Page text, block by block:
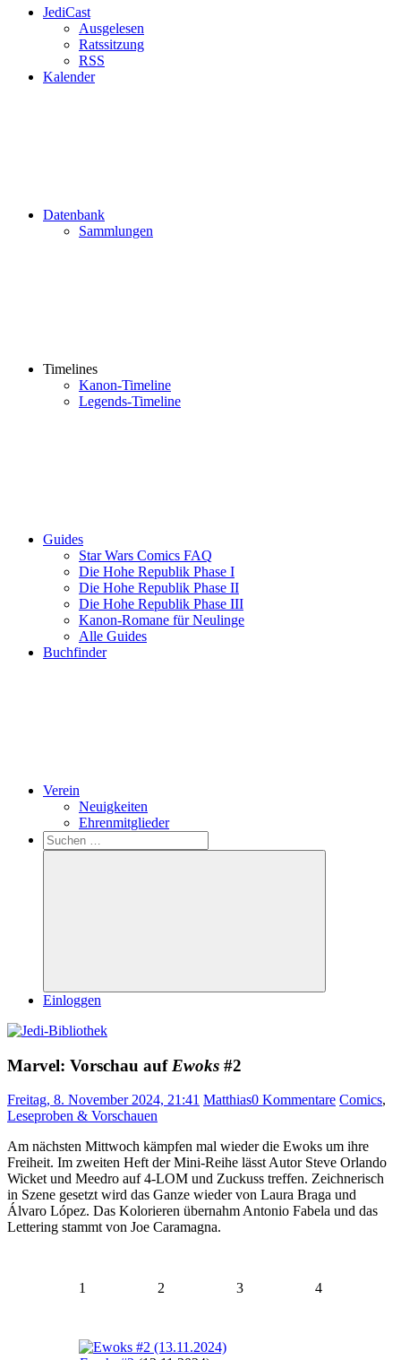
JediCast
Ausgelesen
Ratssitzung
RSS
Kalender
Datenbank
Sammlungen
Timelines
Kanon-Timeline
Legends-Timeline
Guides
Star Wars Comics FAQ
Die Hohe Republik Phase I
Die Hohe Republik Phase II
Die Hohe Republik Phase III
Kanon-Romane für Neulinge
Alle Guides
Buchfinder
Verein
Neuigkeiten
Ehrenmitglieder
Search
Suchen
nach:
Suchen
Einloggen
Marvel: Vorschau auf Ewoks #2
Freitag, 8. November 2024, 21:41 Matthias0 Kommentare Comics,
Leseproben & Vorschauen
Am nächsten Mittwoch kämpfen mal wieder die Ewoks um ihre
Freiheit. Im zweiten Heft der Mini-Reihe lässt Autor Steve Orlando
Wicket und Meedro auf 4-LOM und Zuckuss treffen. Zeichnerisch
in Szene gesetzt wird das Ganze wieder von Laura Braga und
Álvaro López. Das Kolorieren übernahm Antonio Fabela und das
Lettering stammt von Joe Caramagna.
1 2 3 4